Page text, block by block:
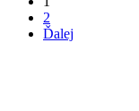
2
Ďalej